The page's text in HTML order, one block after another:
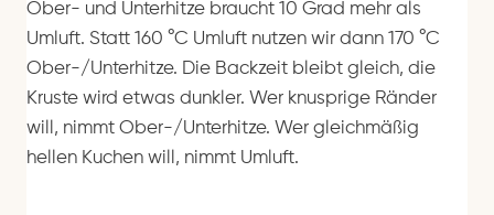
Ober- und Unterhitze braucht 10 Grad mehr als
Umluft. Statt 160 °C Umluft nutzen wir dann 170 °C
Ober-/Unterhitze. Die Backzeit bleibt gleich, die
Kruste wird etwas dunkler. Wer knusprige Ränder
will, nimmt Ober-/Unterhitze. Wer gleichmäßig
hellen Kuchen will, nimmt Umluft.